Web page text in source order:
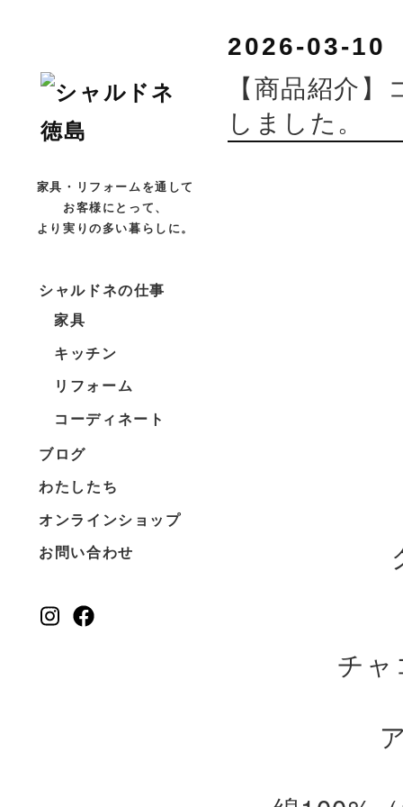
家具・リフォームを通して
お客様にとって、
より実りの多い暮らしに。
シャルドネの仕事
家具
キッチン
リフォーム
コーディネート
ブログ
わたしたち
オンラインショップ
お問い合わせ
2026-03-10
【商品紹介
しました。
チ